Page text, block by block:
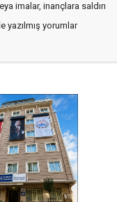
imalar, inançlara saldırı
yazılmış yorumlar